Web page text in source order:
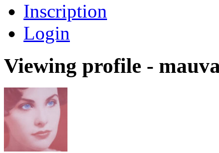
Inscription
Login
Viewing profile -